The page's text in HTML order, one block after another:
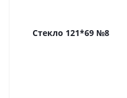
Стекло 121*69 №8